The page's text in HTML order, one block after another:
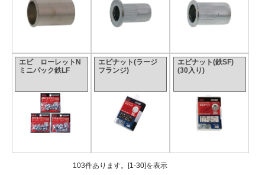
エビ ローレットN
ミニパック鉄LF
エビナット(ラージ
フランジ)
エビナット(鉄SF)
(30入り)
103件あります。[1-30]を表示